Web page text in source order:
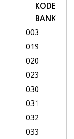
KODE
BANK
003
019
020
023
030
031
032
033